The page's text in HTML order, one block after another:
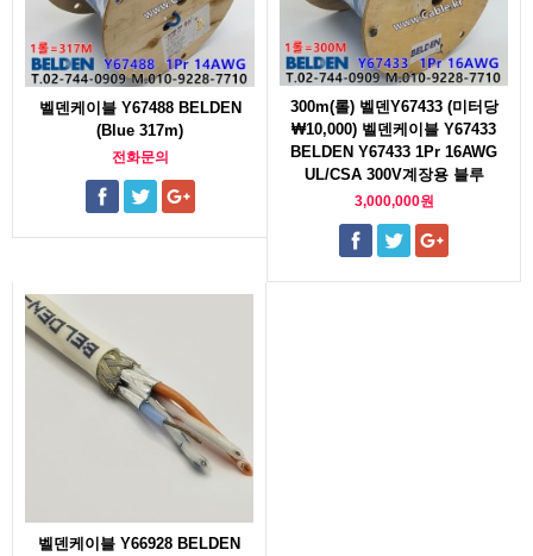
벨덴케이블 Y67488 BELDEN
(Blue 317m)
전화문의
300m(롤) 벨덴Y67433 (미터당
₩10,000) 벨덴케이블 Y67433
BELDEN Y67433 1Pr 16AWG
UL/CSA 300V계장용 블루
3,000,000원
벨덴케이블 Y66928 BELDEN